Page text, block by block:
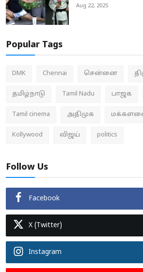
Aug 22, 2025
Popular Tags
DMK Chennai சென்னை
தமிழ்நாடு Tamil Nadu பாஜக
Tamil cinema அதிமுக
Kollywood விஜய் politics
Follow Us
Facebook
X (Twitter)
Instagram